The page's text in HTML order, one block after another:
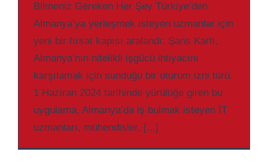
Bilmeniz Gereken Her Şey Türkiye’den
Almanya’ya yerleşmek isteyen uzmanlar için
yeni bir fırsat kapısı aralandı: Şans Kartı,
Almanya’nın nitelikli işgücü ihtiyacını
karşılamak için sunduğu bir oturum izni türü.
1 Haziran 2024 tarihinde yürülüğe giren bu
uygulama, Almanya’da iş bulmak isteyen İT
uzmanları, mühendisler, [...]